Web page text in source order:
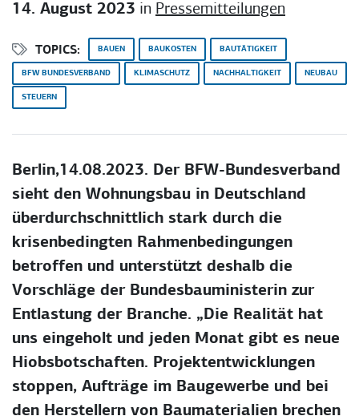
14. August 2023 in Pressemitteilungen
TOPICS: BAUEN BAUKOSTEN BAUTÄTIGKEIT
BFW BUNDESVERBAND KLIMASCHUTZ NACHHALTIGKEIT NEUBAU
STEUERN
Berlin,14.08.2023. Der BFW-Bundesverband
sieht den Wohnungsbau in Deutschland
überdurchschnittlich stark durch die
krisenbedingten Rahmenbedingungen
betroffen und unterstützt deshalb die
Vorschläge der Bundesbauministerin zur
Entlastung der Branche. „Die Realität hat
uns eingeholt und jeden Monat gibt es neue
Hiobsbotschaften. Projektentwicklungen
stoppen, Aufträge im Baugewerbe und bei
den Herstellern von Baumaterialien brechen